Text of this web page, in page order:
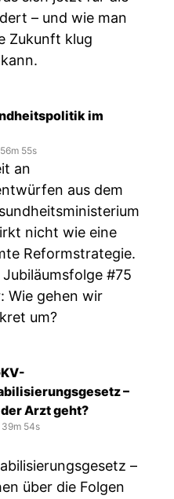
– und wie man
Zukunft klug
im
56m 55s
an
aus dem
nicht wie eine
Reformstrategie.
#75
Wie gehen wir
um?
–
Arzt geht?
39m 54s
–
über die Folgen